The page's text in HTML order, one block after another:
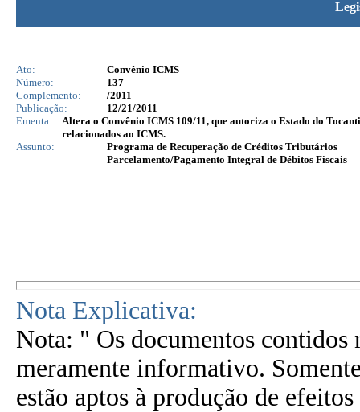
Ato:
Convênio ICMS
Número:
137
Complemento:
/2011
Publicação:
12/21/2011
Ementa:
Altera o Convênio ICMS 109/11, que autoriza o Estado do
relacionados ao ICMS.
Assunto:
Programa de Recuperação de Créditos Tributários
Parcelamento/Pagamento Integral de Débitos Fiscais
Nota Explicativa:
Nota: " Os documentos contidos
meramente informativo.
estão aptos à produção de